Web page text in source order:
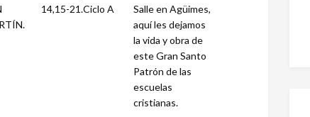
14,15-21.Ciclo A
Salle en Agüimes,
aquí les dejamos
la vida y obra de
este Gran Santo
Patrón de las
escuelas
cristianas.